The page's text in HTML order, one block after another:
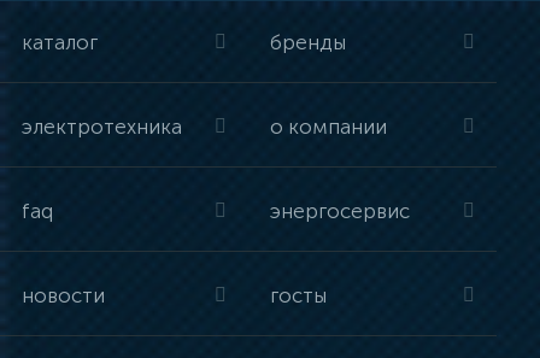
каталог бренды
электротехника о компании
faq энергосервис
новости госты